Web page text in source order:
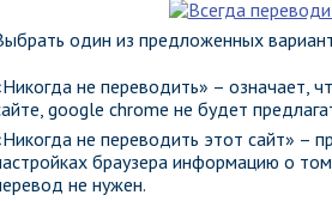
один из предложенных
не переводить» – означает,
google chrome не будет
не переводить этот сайт» –
браузера информацию о
не нужен.